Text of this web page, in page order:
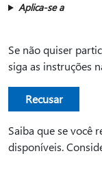
Aplica-se a
Se não quiser
siga as instruções
Recusar
Saiba que se você
disponíveis.